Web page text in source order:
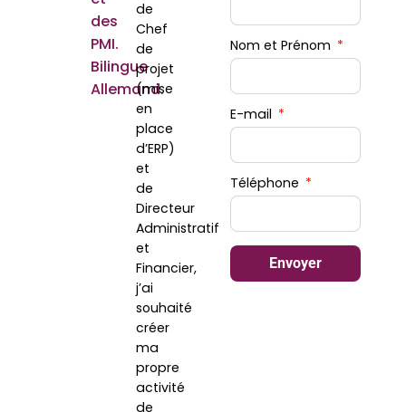
des
PMI.
Bilingue
Allemand.
de
Chef
de
projet
(mise
en
place
d’ERP)
et
de
Directeur
Administratif
et
Financier,
j’ai
souhaité
créer
ma
propre
activité
de
Nom et Prénom
E-mail
Téléphone
Envoyer